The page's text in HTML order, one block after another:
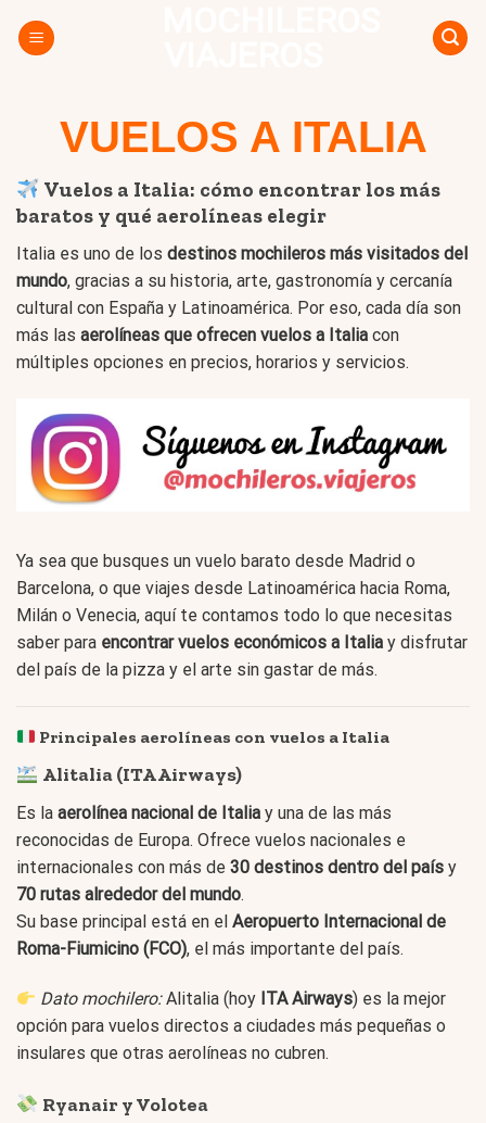
VUELOS A ITALIA
Vuelos a Italia: cómo encontrar los más
baratos y qué aerolíneas elegir
Italia es uno de los destinos mochileros más visitados del
mundo, gracias a su historia, arte, gastronomía y cercanía
cultural con España y Latinoamérica. Por eso, cada día son
más las aerolíneas que ofrecen vuelos a Italia con
múltiples opciones en precios, horarios y servicios.
Ya sea que busques un vuelo barato desde Madrid o
Barcelona, o que viajes desde Latinoamérica hacia Roma,
Milán o Venecia, aquí te contamos todo lo que necesitas
saber para encontrar vuelos económicos a Italia y disfrutar
del país de la pizza y el arte sin gastar de más.
Principales aerolíneas con vuelos a Italia
Alitalia (ITA Airways)
Es la aerolínea nacional de Italia y una de las más
reconocidas de Europa. Ofrece vuelos nacionales e
internacionales con más de 30 destinos dentro del país y
70 rutas alrededor del mundo.
Su base principal está en el Aeropuerto Internacional de
Roma-Fiumicino (FCO), el más importante del país.
Dato mochilero:Alitalia (hoy ITA Airways) es la mejor
opción para vuelos directos a ciudades más pequeñas o
insulares que otras aerolíneas no cubren.
Ryanair y Volotea